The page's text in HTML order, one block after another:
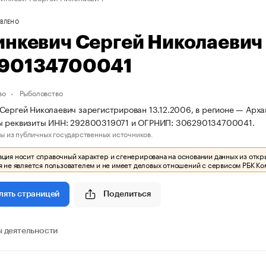
Сергей
Рыболовство
Николаевич зарегистрирован 13.12.2006, в регионе —
реквизиты ИНН: 292800319071 и ОГРНИП: 306290134700041.
из публичных государственных источников.
носит справочный характер и сгенерирована на основании данных из
не является пользователем и не имеет деловых отношений с сервисом РБК
страницей Поделиться
деятельности